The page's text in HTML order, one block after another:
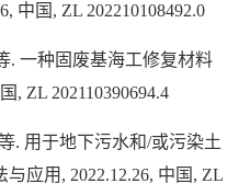
, 中国 , ZL 202210108492.0
. 一种固废基海工修复材料
, ZL 202110390694.4
. 用于地下污水和/或污染土
与应用 , 2022.12.26, 中国 , ZL